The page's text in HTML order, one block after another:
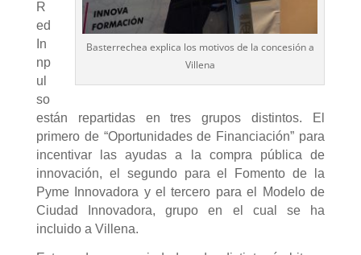
Basterrechea explica los motivos de la concesión a
Villena
R
ed
In
np
ul
so
están repartidas en tres grupos distintos. El
primero de “Oportunidades de Financiación” para
incentivar las ayudas a la compra pública de
innovación, el segundo para el Fomento de la
Pyme Innovadora y el tercero para el Modelo de
Ciudad Innovadora, grupo en el cual se ha
incluido a Villena.